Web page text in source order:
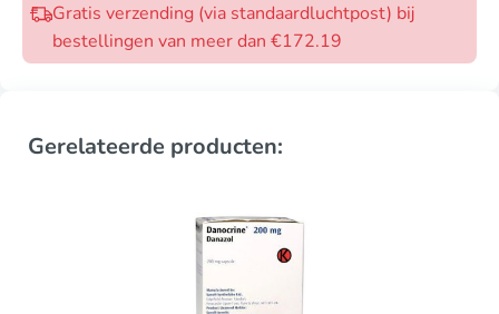
Gratis verzending (via standaardluchtpost) bij
bestellingen van meer dan €172.19
Gerelateerde producten: